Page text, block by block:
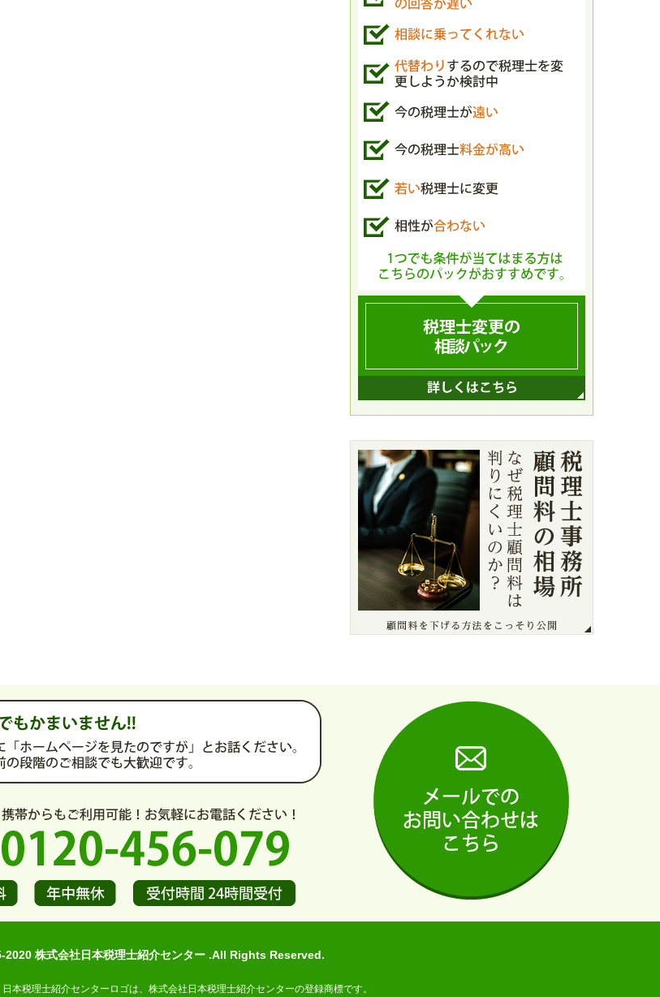
株式会社日本税理士紹介センター .All Rights Reserved.
本税理士紹介センターロゴは、株式会社日本税理士紹介センターの登録商標です。